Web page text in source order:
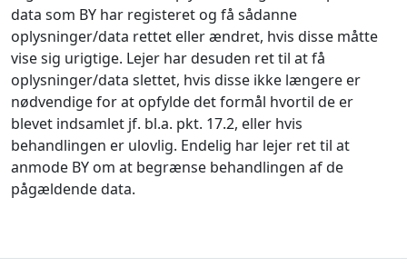
data som BY har registeret og få sådanne
oplysninger/data rettet eller ændret, hvis disse måtte
vise sig urigtige. Lejer har desuden ret til at få
oplysninger/data slettet, hvis disse ikke længere er
nødvendige for at opfylde det formål hvortil de er
blevet indsamlet jf. bl.a. pkt. 17.2, eller hvis
behandlingen er ulovlig. Endelig har lejer ret til at
anmode BY om at begrænse behandlingen af de
pågældende data.